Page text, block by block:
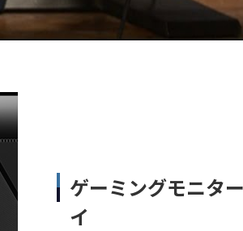
ゲーミングモニタ
イ